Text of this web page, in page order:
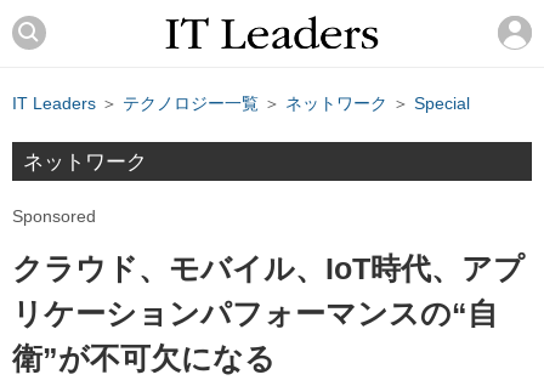
IT Leaders ＞ テクノロジー一覧 ＞ ネットワーク ＞ Special
ネットワーク
Sponsored
クラウド、モバイル、IoT時代、アプ
リケーションパフォーマンスの“自
衛”が不可欠になる